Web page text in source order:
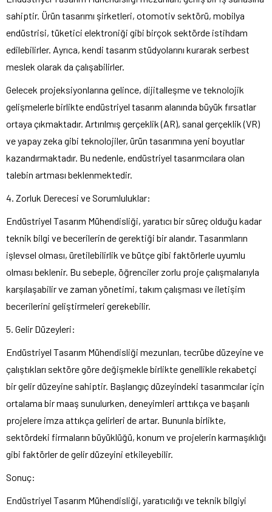
sahiptir. Ürün tasarımı şirketleri, otomotiv sektörü, mobilya
endüstrisi, tüketici elektroniği gibi birçok sektörde istihdam
edilebilirler. Ayrıca, kendi tasarım stüdyolarını kurarak serbest
meslek olarak da çalışabilirler.
Gelecek projeksiyonlarına gelince, dijitalleşme ve teknolojik
gelişmelerle birlikte endüstriyel tasarım alanında büyük fırsatlar
ortaya çıkmaktadır. Artırılmış gerçeklik (AR), sanal gerçeklik (VR)
ve yapay zeka gibi teknolojiler, ürün tasarımına yeni boyutlar
kazandırmaktadır. Bu nedenle, endüstriyel tasarımcılara olan
talebin artması beklenmektedir.
4. Zorluk Derecesi ve Sorumluluklar:
Endüstriyel Tasarım Mühendisliği, yaratıcı bir süreç olduğu kadar
teknik bilgi ve becerilerin de gerektiği bir alandır. Tasarımların
işlevsel olması, üretilebilirlik ve bütçe gibi faktörlerle uyumlu
olması beklenir. Bu sebeple, öğrenciler zorlu proje çalışmalarıyla
karşılaşabilir ve zaman yönetimi, takım çalışması ve iletişim
becerilerini geliştirmeleri gerekebilir.
5. Gelir Düzeyleri:
Endüstriyel Tasarım Mühendisliği mezunları, tecrübe düzeyine ve
çalıştıkları sektöre göre değişmekle birlikte genellikle rekabetçi
bir gelir düzeyine sahiptir. Başlangıç düzeyindeki tasarımcılar için
ortalama bir maaş sunulurken, deneyimleri arttıkça ve başarılı
projelere imza attıkça gelirleri de artar. Bununla birlikte,
sektördeki firmaların büyüklüğü, konum ve projelerin karmaşıklığı
gibi faktörler de gelir düzeyini etkileyebilir.
Sonuç:
Endüstriyel Tasarım Mühendisliği, yaratıcılığı ve teknik bilgiyi